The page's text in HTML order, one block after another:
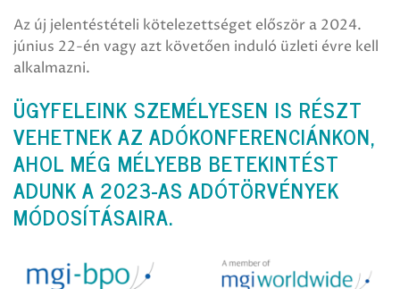
Az új jelentéstételi kötelezettséget először a 2024.
június 22-én vagy azt követően induló üzleti évre kell
alkalmazni.
ÜGYFELEINK SZEMÉLYESEN IS RÉSZT
VEHETNEK AZ ADÓKONFERENCIÁNKON,
AHOL MÉG MÉLYEBB BETEKINTÉST
ADUNK A 2023-AS ADÓTÖRVÉNYEK
MÓDOSÍTÁSAIRA.